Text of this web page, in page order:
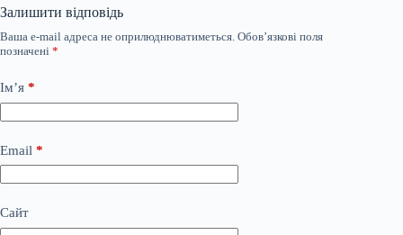
Залишити відповідь
Ваша e-mail адреса не оприлюднюватиметься. Обов’язкові поля
позначені *
Ім’я *
Email *
Сайт